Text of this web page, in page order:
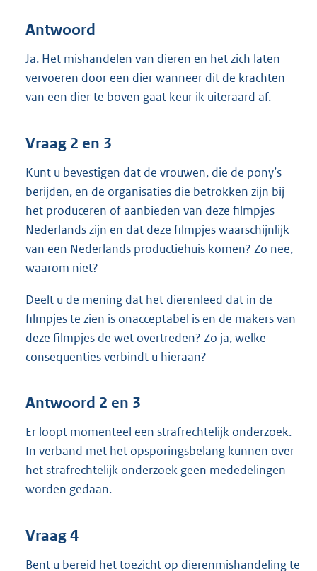
Antwoord
Ja. Het mishandelen van dieren en het zich laten
vervoeren door een dier wanneer dit de krachten
van een dier te boven gaat keur ik uiteraard af.
Vraag 2 en 3
Kunt u bevestigen dat de vrouwen, die de pony’s
berijden, en de organisaties die betrokken zijn bij
het produceren of aanbieden van deze filmpjes
Nederlands zijn en dat deze filmpjes waarschijnlijk
van een Nederlands productiehuis komen? Zo nee,
waarom niet?
Deelt u de mening dat het dierenleed dat in de
filmpjes te zien is onacceptabel is en de makers van
deze filmpjes de wet overtreden? Zo ja, welke
consequenties verbindt u hieraan?
Antwoord 2 en 3
Er loopt momenteel een strafrechtelijk onderzoek.
In verband met het opsporingsbelang kunnen over
het strafrechtelijk onderzoek geen mededelingen
worden gedaan.
Vraag 4
Bent u bereid het toezicht op dierenmishandeling te